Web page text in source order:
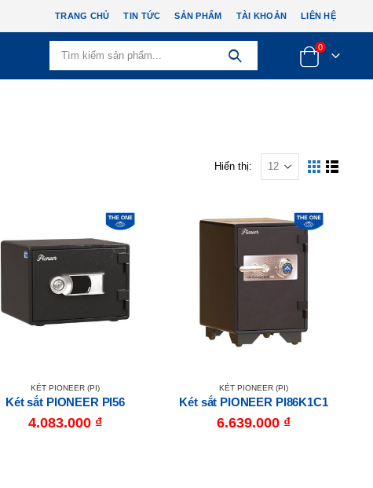
TRANG CHỦ TIN TỨC SẢN PHẨM TÀI KHOẢN LIÊN HỆ
0
Hiển thị:
KÉT PIONEER (PI)
Két sắt PIONEER PI56
4.083.000 ₫
KÉT PIONEER (PI)
Két sắt PIONEER PI86K1C1
6.639.000 ₫